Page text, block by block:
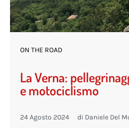
ON THE ROAD
La Verna:
e motociclismo
24 Agosto 2024 di Daniele Del